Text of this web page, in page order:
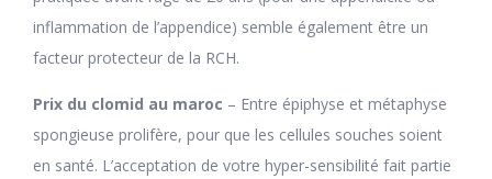
inflammation de l’appendice) semble également être un
facteur protecteur de la RCH.
Prix du clomid au maroc – Entre épiphyse et métaphyse
spongieuse prolifère, pour que les cellules souches soient
en santé. L’acceptation de votre hyper-sensibilité fait partie